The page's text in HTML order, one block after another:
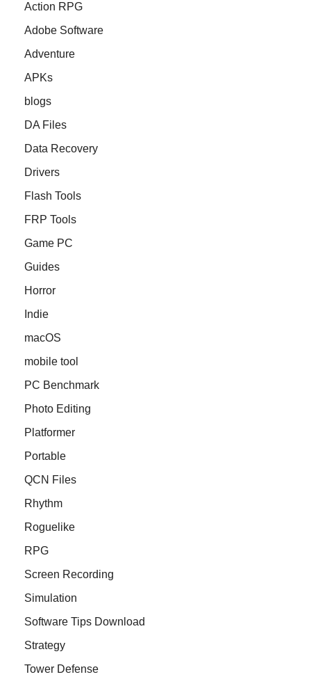
Action RPG
Adobe Software
Adventure
APKs
blogs
DA Files
Data Recovery
Drivers
Flash Tools
FRP Tools
Game PC
Guides
Horror
Indie
macOS
mobile tool
PC Benchmark
Photo Editing
Platformer
Portable
QCN Files
Rhythm
Roguelike
RPG
Screen Recording
Simulation
Software Tips Download
Strategy
Tower Defense